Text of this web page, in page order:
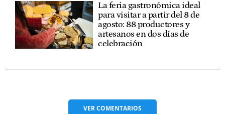
La feria gastronómica ideal
para visitar a partir del 8 de
agosto: 88 productores y
artesanos en dos días de
celebración
VERCOMENTARIOS